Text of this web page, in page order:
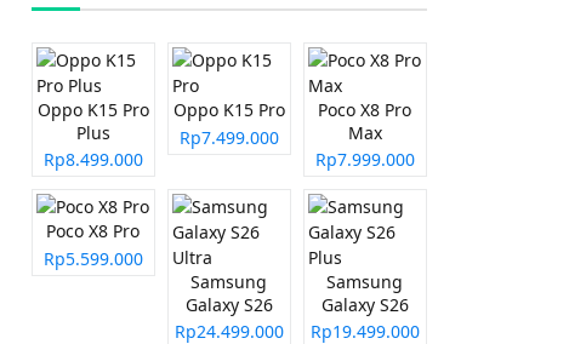
Oppo K15 Pro
Plus
Rp8.499.000
Oppo K15 Pro
Rp7.499.000
Poco X8 Pro
Max
Rp7.999.000
Poco X8 Pro
Rp5.599.000
Samsung
Galaxy S26
Ultra
Rp24.499.000
Samsung
Galaxy S26
Plus
Rp19.499.000